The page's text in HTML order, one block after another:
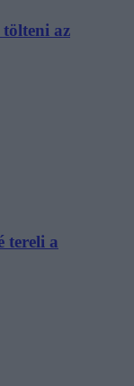
tölteni az
tereli a